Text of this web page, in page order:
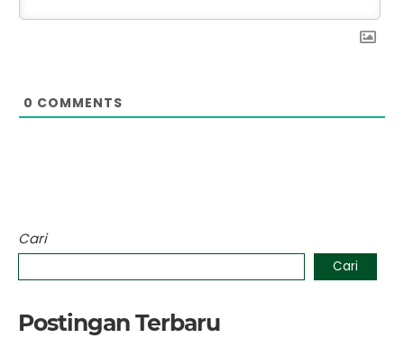
0 COMMENTS
Cari
Cari
Postingan Terbaru